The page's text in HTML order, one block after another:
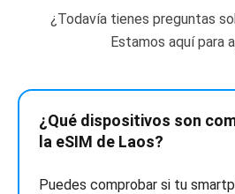
¿Todavía tienes preguntas
Estamos aquí para
¿Qué dispositivos son
la eSIM de Laos?
Puedes comprobar si tu